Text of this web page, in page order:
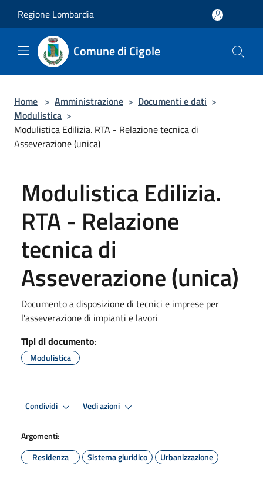
Regione Lombardia
Comune di Cigole
Home > Amministrazione > Documenti e dati >
Modulistica >
Modulistica Edilizia. RTA - Relazione tecnica di
Asseverazione (unica)
Modulistica Edilizia.
RTA - Relazione
tecnica di
Asseverazione (unica)
Documento a disposizione di tecnici e imprese per
l'asseverazione di impianti e lavori
Tipi di documento:
Modulistica
Condividi Vedi azioni
Argomenti:
Residenza
Sistema giuridico Urbanizzazione